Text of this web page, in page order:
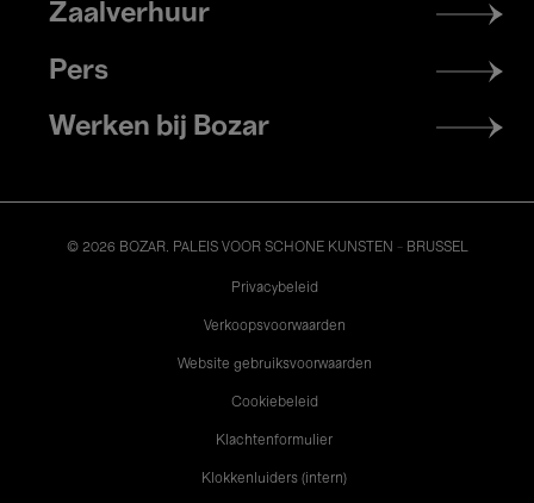
Zaalverhuur
Pers
Werken bij Bozar
© 2026 BOZAR. PALEIS VOOR SCHONE KUNSTEN - BRUSSEL
Privacybeleid
Verkoopsvoorwaarden
Website gebruiksvoorwaarden
Cookiebeleid
Klachtenformulier
Klokkenluiders (intern)